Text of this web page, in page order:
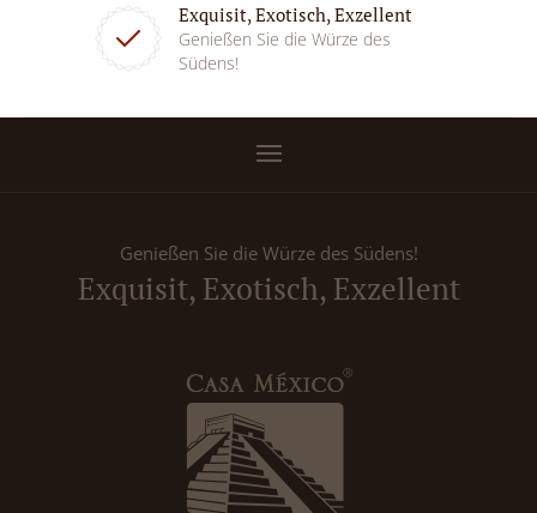
Exquisit, Exotisch, Exzellent
Genießen Sie die Würze des
Südens!
Genießen Sie die Würze des Südens!
Exquisit, Exotisch, Exzellent